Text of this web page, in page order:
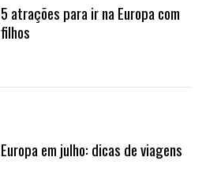
5 atrações para ir na Europa com
filhos
Europa em julho: dicas de viagens